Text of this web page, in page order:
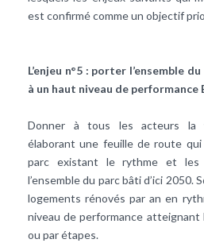
est confirmé comme un objectif
L’enjeu n°5 : porter l’ensemble
à un haut niveau de performance
Donner à tous les acteurs la
élaborant une feuille de route
parc existant le rythme et les
l’ensemble du parc bâti d’ici 2050.
logements rénovés par an en
niveau de performance
ou par étapes.